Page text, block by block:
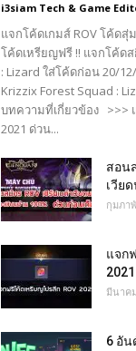
i3siam Tech & Game
แจกโค้ดเกมส์ ROV โค้ด
โค้ดเหรียญฟรี !! แจกโค้ด
: Lizard ใส่โค้ดก่อน 20/
Krizzix Forest Squad :
บทความที่เกี่ยวข้อง >>>
2021 ด่วน...
สอน
เวีย
กุมภา
แจก
มีนาค
6 อัน